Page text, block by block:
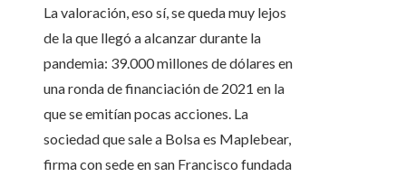
La valoración, eso sí, se queda muy lejos
de la que llegó a alcanzar durante la
pandemia: 39.000 millones de dólares en
una ronda de financiación de 2021 en la
que se emitían pocas acciones. La
sociedad que sale a Bolsa es Maplebear,
firma con sede en san Francisco fundada